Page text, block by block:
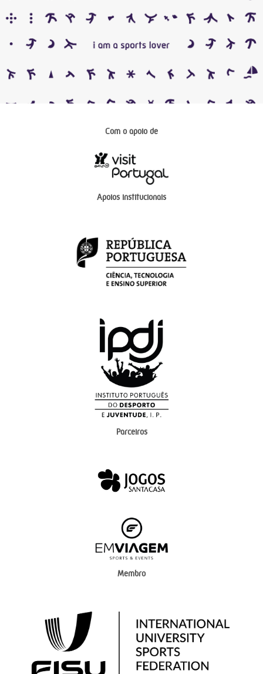
Com o apoio de
Apoios institucionais
Parceiros
Membro